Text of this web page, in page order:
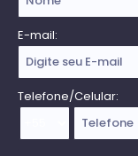
E-mail:
Telefone/Celular: